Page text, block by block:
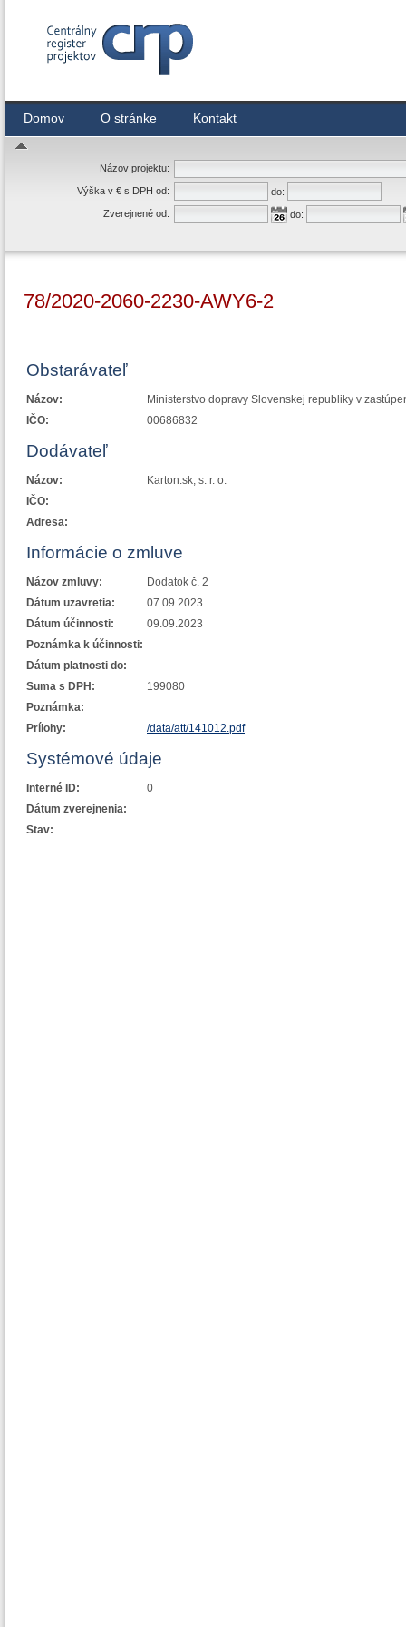
Domov O stránke Kontakt
Názov projektu:
Výška v € s DPH od:
do:
Zverejnené od:
do:
78/2020-2060-2230-AWY6-2
Obstarávateľ
Názov:
Ministerstvo dopravy Slovenskej republiky v
IČO:
00686832
Dodávateľ
Názov:
Karton.sk, s. r. o.
IČO:
Adresa:
Informácie o zmluve
Názov zmluvy:
Dodatok č. 2
Dátum uzavretia:
07.09.2023
Dátum účinnosti:
09.09.2023
Poznámka k účinnosti:
Dátum platnosti do:
Suma s DPH:
199080
Poznámka:
Prílohy:
/data/att/141012.pdf
Systémové údaje
Interné ID:
0
Dátum zverejnenia:
Stav: